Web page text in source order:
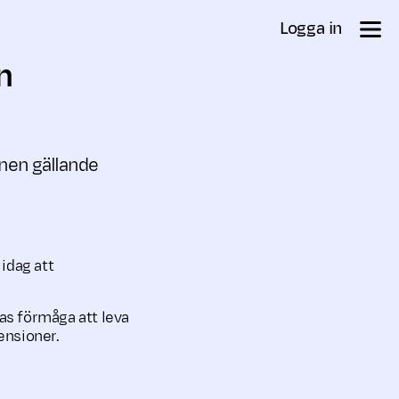
Logga in
gällande
att
förmåga att leva